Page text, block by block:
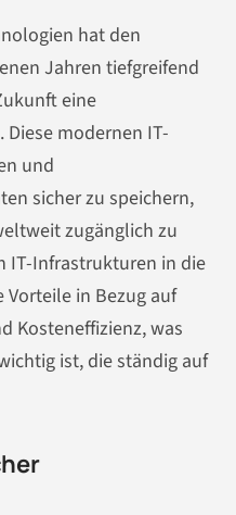
hat den
Jahren tiefgreifend
eine
modernen IT-
und
sicher zu speichern,
zugänglich zu
IT-Infrastrukturen in die
in Bezug auf
Kosteneffizienz, was
ist, die ständig auf